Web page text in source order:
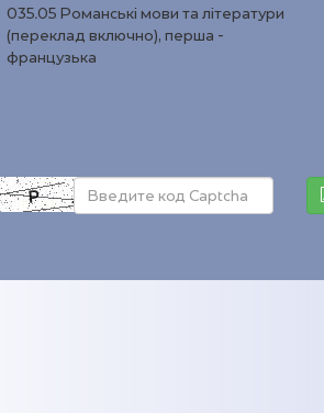
035.05 Романські мови та літератури
(переклад включно), перша -
французька